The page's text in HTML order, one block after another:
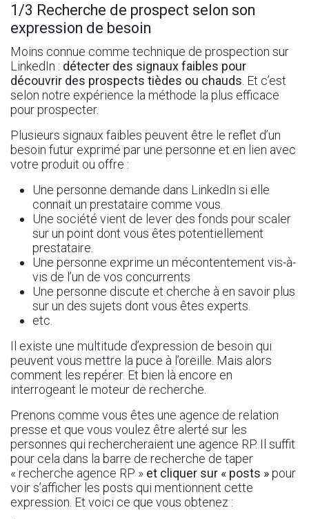
1/3 Recherche de prospect selon son
expression de besoin
Moins connue comme technique de prospection sur
LinkedIn : détecter des signaux faibles pour
découvrir des prospects tièdes ou chauds . Et c’est
selon notre expérience la méthode la plus efficace
pour prospecter.
Plusieurs signaux faibles peuvent être le reflet d’un
besoin futur exprimé par une personne et en lien avec
votre produit ou offre :
Une personne demande dans LinkedIn si elle
connait un prestataire comme vous.
Une société vient de lever des fonds pour scaler
sur un point dont vous êtes potentiellement
prestataire.
Une personne exprime un mécontentement vis-à-
vis de l’un de vos concurrents
Une personne discute et cherche à en savoir plus
sur un des sujets dont vous êtes experts.
etc.
Il existe une multitude d’expression de besoin qui
peuvent vous mettre la puce à l’oreille. Mais alors
comment les repérer. Et bien là encore en
interrogeant le moteur de recherche.
Prenons comme vous êtes une agence de relation
presse et que vous voulez être alerté sur les
personnes qui rechercheraient une agence RP. Il suffit
pour cela dans la barre de recherche de taper
« recherche agence RP » et cliquer sur « posts »pour
voir s’afficher les posts qui mentionnent cette
expression. Et voici ce que vous obtenez :